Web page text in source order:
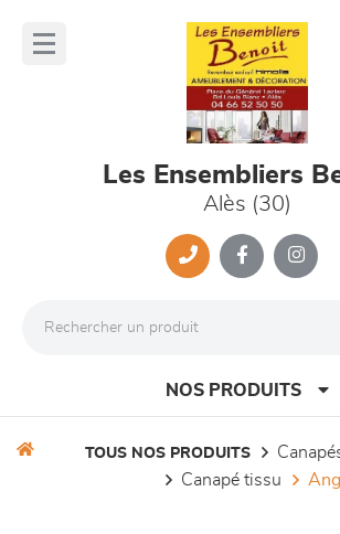
Les Ensembliers
Alès (30)
NOS PRODUITS
TOUS NOS PRODUITS
canapé tissu